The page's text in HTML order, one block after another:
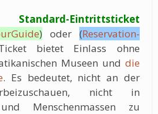
Eintrittsticket
) oder (Reservation-
bietet Einlass ohne
Museen und die
. Es bedeutet, nicht an der
nicht in
Menschenmassen zu